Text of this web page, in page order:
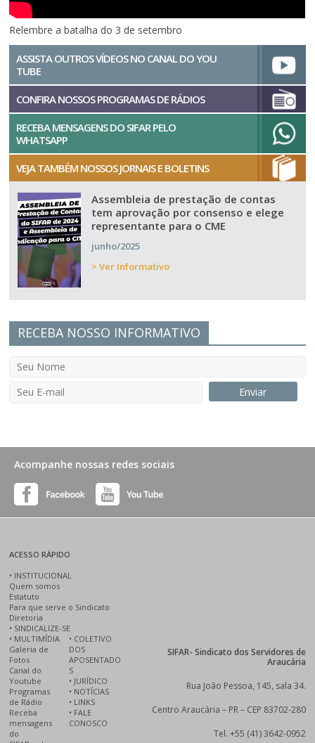
Relembre a batalha do 3 de setembro
ASSISTA OUTROS VÍDEOS NO CANAL DO YOU
TUBE
CONFIRA NOSSOS PROGRAMAS DE RÁDIOS
RECEBA MENSAGENS DO SIFAR PELO
WHATSAPP
VEJA TAMBÉM NOSSOS JORNAIS E BOLETINS
Assembleia de prestação de contas
tem aprovação por consenso e elege
representante para o CME
junho/2025
> Ver Informativo
RECEBA NOSSO INFORMATIVO
Acompanhe nossas redes sociais
ACESSO RÁPIDO
• INSTITUCIONAL
Quem somos
Estatuto
Para que serve o Sindicato
Diretoria
• SINDICALIZE-SE
• MULTIMÍDIA
Galeria de
Fotos
Canal do
Youtube
Programas
de Rádio
Receba
mensagens
do
• COLETIVO
DOS
APOSENTADO
S
• JURÍDICO
• NOTÍCIAS
• LINKS
• FALE
CONOSCO
SIFAR- Sindicato dos Servidores de
Araucária
Rua João Pessoa, 145, sala 34.
Centro Araucária – PR – CEP 83702-280
Tel. +55 (41) 3642-0952